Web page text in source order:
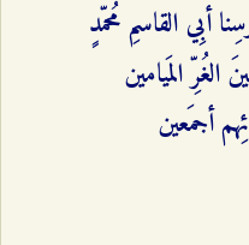
أبِي القاسمِ مُحمّدٍ
الغُرِّ المَيامين
أجمَعين